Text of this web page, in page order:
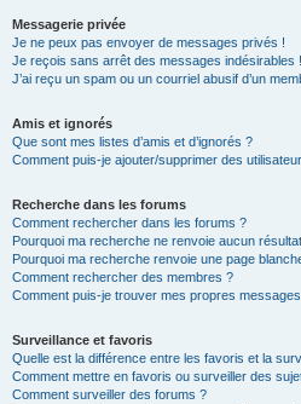
Messagerie privée
Je ne peux pas envoyer de messages privés !
Je reçois sans arrêt des messages indésirables !
J’ai reçu un spam ou un courriel abusif d’un
Amis et ignorés
Que sont mes listes d’amis et d’ignorés ?
Comment puis-je ajouter/supprimer des
Recherche dans les forums
Comment rechercher dans les forums ?
Pourquoi ma recherche ne renvoie aucun
Pourquoi ma recherche renvoie une page
Comment rechercher des membres ?
Comment puis-je trouver mes propres
Surveillance et favoris
Quelle est la différence entre les favoris et la
Comment mettre en favoris ou surveiller des
Comment surveiller des forums ?